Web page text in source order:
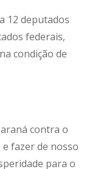
12 deputados
federais,
condição de
contra o
fazer de nosso
para o